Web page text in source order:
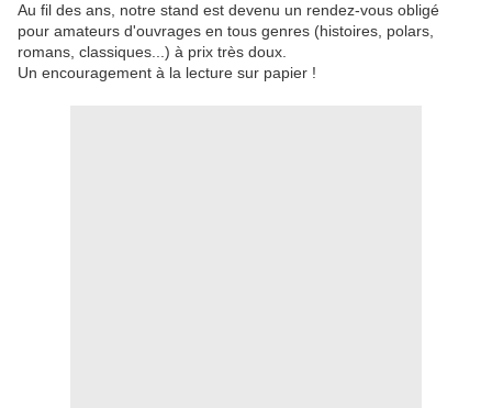
Au fil des ans, notre stand est devenu un rendez-vous obligé
pour amateurs d'ouvrages en tous genres (histoires, polars,
romans, classiques...) à prix très doux.
Un encouragement à la lecture sur papier !